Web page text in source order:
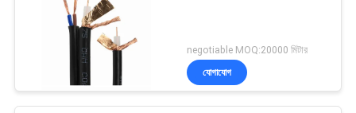
negotiable MOQ:20000 মিটার
যোগাযোগ